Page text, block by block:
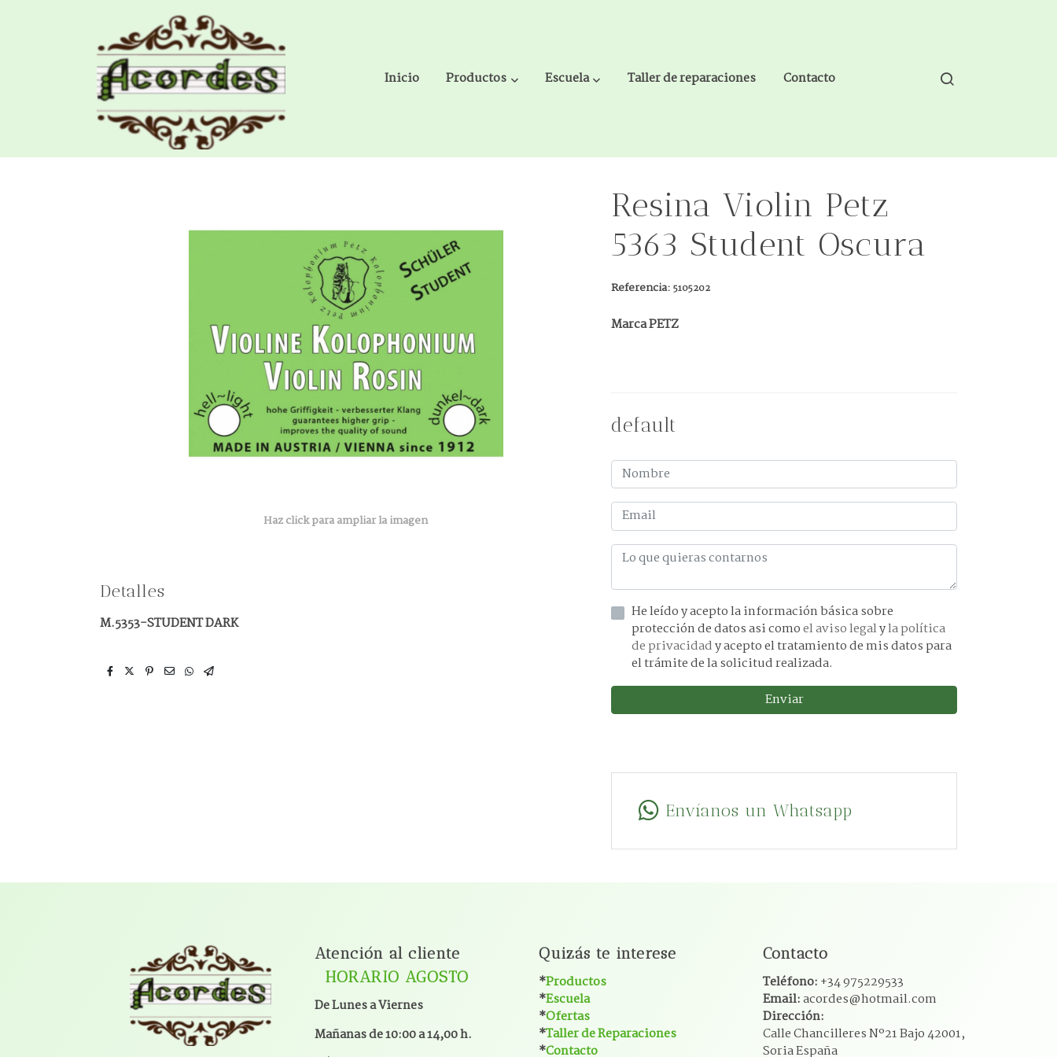
Inicio Productos Escuela Taller de reparaciones Contacto
Productos Resina Violin Petz 5363 Student Oscura
Haz click para ampliar la imagen
Detalles
M.5353-STUDENT DARK
Resina Violin Petz
5363 Student Oscura
Referencia:5105202
Marca PETZ
default
He leído y acepto la información básica sobre
protección de datos asi comoel aviso legalyla política
de privacidady acepto el tratamiento de mis datos para
el trámite de la solicitud realizada.
Enviar
Envíanos un Whatsapp
Atención al cliente
HORARIO AGOSTO
De Lunes a Viernes
Mañanas de 10:00 a 14,00 h.
Quizás te interese
*Productos
*Escuela
*Ofertas
*Taller de Reparaciones
*Contacto
Contacto
Teléfono: +34 975229533
Email:acordes@hotmail.com
Dirección:
Calle Chancilleres Nº21 Bajo 42001,
Soria España